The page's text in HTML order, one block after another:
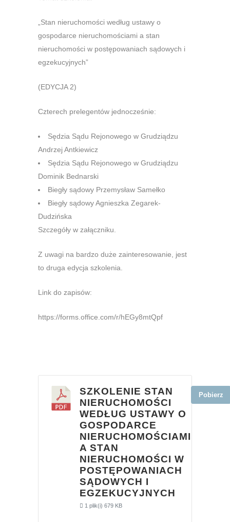
„Stan nieruchomości według ustawy o
gospodarce nieruchomościami a stan
nieruchomości w postępowaniach sądowych i
egzekucyjnych”
(EDYCJA 2)
Czterech prelegentów jednocześnie:
Sędzia Sądu Rejonowego w Grudziądzu
Andrzej Antkiewicz
Sędzia Sądu Rejonowego w Grudziądzu
Dominik Bednarski
Biegły sądowy Przemysław Samełko
Biegły sądowy Agnieszka Zegarek-
Dudzińska
Szczegóły w załączniku.
Z uwagi na bardzo duże zainteresowanie, jest
to druga edycja szkolenia.
Link do zapisów:
https://forms.office.com/r/hEGy8mtQpf
SZKOLENIE STAN
NIERUCHOMOŚCI
WEDŁUG USTAWY O
GOSPODARCE
NIERUCHOMOŚCIAMI
A STAN
NIERUCHOMOŚCI W
POSTĘPOWANIACH
SĄDOWYCH I
EGZEKUCYJNYCH
1 plik(i) 679 KB
Pobierz